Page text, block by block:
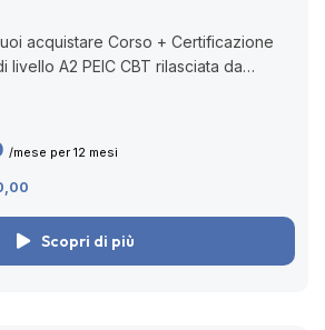
acquistare Corso + Certificazione
livello A2 PEIC CBT rilasciata da
prot....
/mese per 12 mesi
Scopri di più